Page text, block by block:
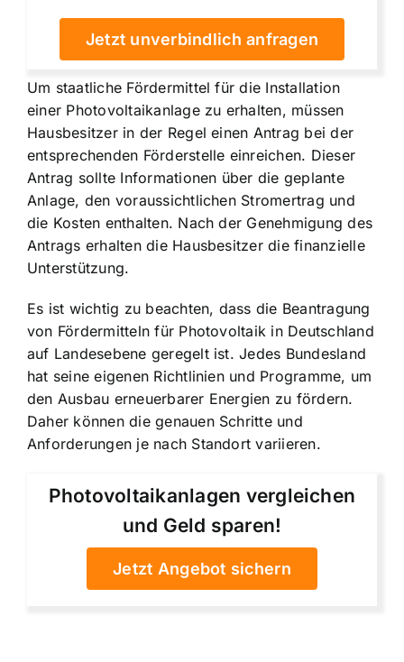
Jetzt unverbindlich anfragen
Um staatliche Fördermittel für die Installation
einer Photovoltaikanlage zu erhalten, müssen
Hausbesitzer in der Regel einen Antrag bei der
entsprechenden Förderstelle einreichen. Dieser
Antrag sollte Informationen über die geplante
Anlage, den voraussichtlichen Stromertrag und
die Kosten enthalten. Nach der Genehmigung des
Antrags erhalten die Hausbesitzer die finanzielle
Unterstützung.
Es ist wichtig zu beachten, dass die Beantragung
von Fördermitteln für Photovoltaik in Deutschland
auf Landesebene geregelt ist. Jedes Bundesland
hat seine eigenen Richtlinien und Programme, um
den Ausbau erneuerbarer Energien zu fördern.
Daher können die genauen Schritte und
Anforderungen je nach Standort variieren.
Photovoltaikanlagen vergleichen
und Geld sparen!
Jetzt Angebot sichern